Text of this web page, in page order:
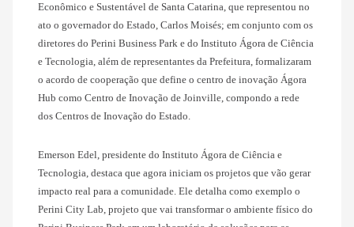
Econômico e Sustentável de Santa Catarina, que representou no
ato o governador do Estado, Carlos Moisés; em conjunto com os
diretores do Perini Business Park e do Instituto Ágora de Ciência
e Tecnologia, além de representantes da Prefeitura, formalizaram
o acordo de cooperação que define o centro de inovação Ágora
Hub como Centro de Inovação de Joinville, compondo a rede
dos Centros de Inovação do Estado.
Emerson Edel, presidente do Instituto Ágora de Ciência e
Tecnologia, destaca que agora iniciam os projetos que vão gerar
impacto real para a comunidade. Ele detalha como exemplo o
Perini City Lab, projeto que vai transformar o ambiente físico do